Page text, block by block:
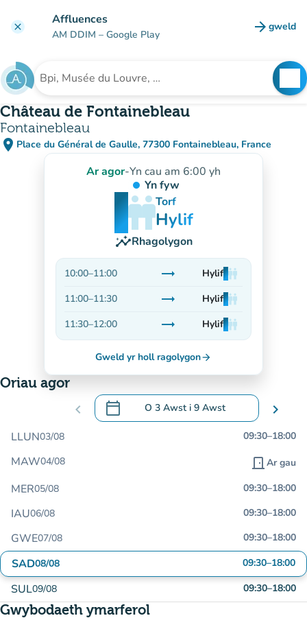
clear Affluences
AM DDIM – Google Play arrow_forward gweld
(tab
Chwilio am sefydliad
Château de Fontainebleau
Fontainebleau
place Place du Général de Gaulle, 77300 Fontainebleau, France
(agor yn Google Maps)
(tab newydd)
Ar agor-Yn cau am 6:00 yh
Yn fyw
man
man
man
Torf
Hylif
insightsRhagolygon
10:00–11:00 trending_flat Hylifman
man
man
11:00–11:30 trending_flat Hylifman
man
man
11:30–12:00 trending_flat
Sefydlog
Hylifman
man
man
Gweld yr holl ragolygonarrow_forward
Oriau agor
chevron_left calendar_today O 3 Awst i 9 Awst
.Agor y calendr i newid dyddiadau chevron_right
LLUN03/08 09:30–18:00
MAW04/08 door_front Ar gau
MER05/08 09:30–18:00
IAU06/08 09:30–18:00
GWE07/08 09:30–18:00
SAD08/08 09:30–18:00
SUL09/08 09:30–18:00
Gwybodaeth ymarferol